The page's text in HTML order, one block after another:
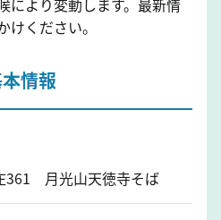
ください。
情報
361 月光山天徳寺そば